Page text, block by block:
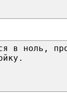
в ноль,